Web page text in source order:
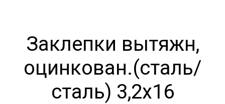
Заклепки вытяжн,
оцинкован.(сталь/
сталь) 3,2х16